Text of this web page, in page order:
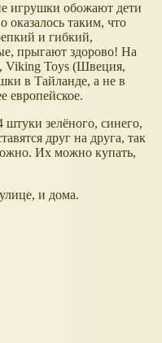
игрушки обожают дети
оказалось таким, что
и гибкий,
прыгают здорово! На
Viking Toys (Швеция,
в Тайланде, а не в
европейское.
штуки зелёного, синего,
друг на друга, так
Их можно купать,
и дома.